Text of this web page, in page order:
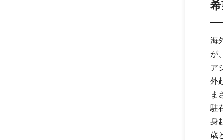
海
が
ア
外
ま
駐
身
歳